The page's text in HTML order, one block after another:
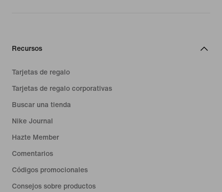
Recursos
Tarjetas de regalo
Tarjetas de regalo corporativas
Buscar una tienda
Nike Journal
Hazte Member
Comentarios
Códigos promocionales
Consejos sobre productos